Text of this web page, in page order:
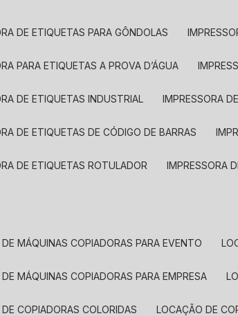
DE ETIQUETAS PARA GÔNDOLAS
PARA ETIQUETAS A PROVA D’ÁGUA
DE ETIQUETAS INDUSTRIAL IMPRESSORA
DE ETIQUETAS DE CÓDIGO DE BARRAS
DE ETIQUETAS ROTULADOR IMPRESSORA
DE MÁQUINAS COPIADORAS PARA EVENTO
DE MÁQUINAS COPIADORAS PARA EMPRESA
DE COPIADORAS COLORIDAS LOCAÇÃO DE